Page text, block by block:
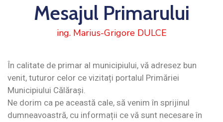
Mesajul Primarului
ing. Marius-Grigore DULCE
În calitate de primar al municipiului, vă adresez bun
venit, tuturor celor ce vizitați portalul Primăriei
Municipiului Călărași.
Ne dorim ca pe această cale, să venim în sprijinul
dumneavoastră, cu informații ce vă sunt necesare în